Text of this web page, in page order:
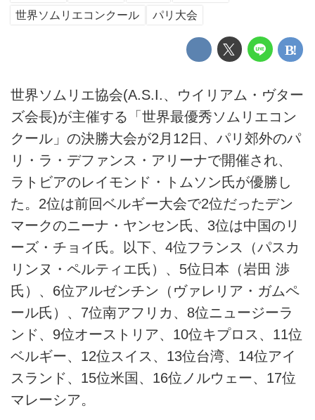
世界ソムリエコンクール
パリ大会
世界ソムリエ協会(A.S.I.、ウイリアム・ヴター
ズ会長)が主催する「世界最優秀ソムリエコン
クール」の決勝大会が2月12日、パリ郊外のパ
リ・ラ・デファンス・アリーナで開催され、
ラトビアのレイモンド・トムソン氏が優勝し
た。2位は前回ベルギー大会で2位だったデン
マークのニーナ・ヤンセン氏、3位は中国のリ
ーズ・チョイ氏。以下、4位フランス（パスカ
リンヌ・ペルティエ氏）、5位日本（岩田 渉
氏）、6位アルゼンチン（ヴァレリア・ガムペ
ール氏）、7位南アフリカ、8位ニュージーラ
ンド、9位オーストリア、10位キプロス、11位
ベルギー、12位スイス、13位台湾、14位アイ
スランド、15位米国、16位ノルウェー、17位
マレーシア。